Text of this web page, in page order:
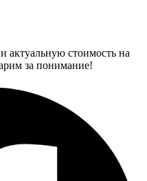
актуальную стоимость на
за понимание!